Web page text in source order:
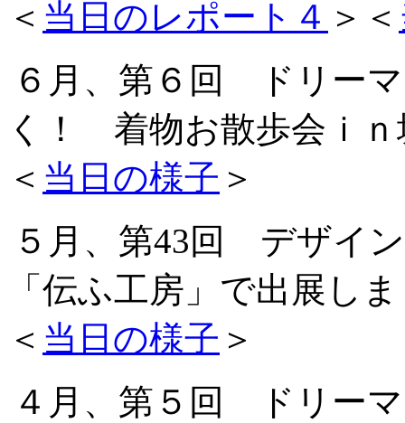
＜ 当日のレポート４ ＞＜
６月、第６回 ドリー
く！ 着物お散歩会ｉｎ
＜ 当日の様子 ＞
５月、第43回 デザイ
「伝ふ工房」で出展し
＜ 当日の様子 ＞
４月、第５回 ドリー